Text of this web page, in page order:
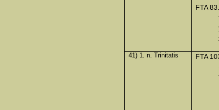
FTA 83.
41) 1. n. Trinitatis
FTA